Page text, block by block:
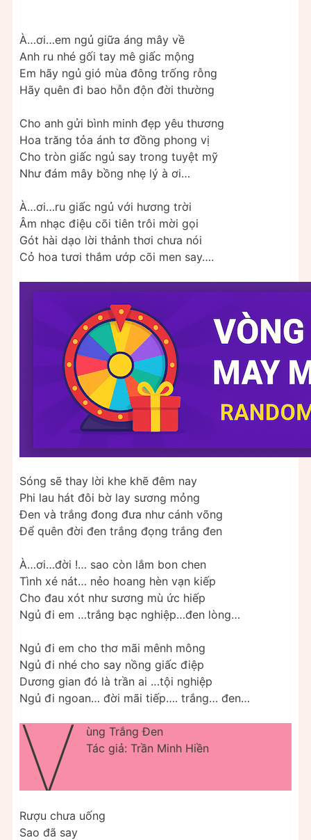
À…ơi…em ngủ giữa áng mây về
Anh ru nhé gối tay mê giấc mộng
Em hãy ngủ gió mùa đông trống rỗng
Hãy quên đi bao hỗn độn đời thường
Cho anh gửi bình minh đẹp yêu thương
Hoa trăng tỏa ánh tơ đồng phong vị
Cho tròn giấc ngủ say trong tuyệt mỹ
Như đám mây bồng nhẹ lý à ơi…
À…ơi…ru giấc ngủ với hương trời
Âm nhạc điệu cõi tiên trôi mời gọi
Gót hài dạo lời thảnh thơi chưa nói
Cỏ hoa tươi thắm ướp cõi men say….
Sóng sẽ thay lời khe khẽ đêm nay
Phi lau hát đôi bờ lay sương mỏng
Đen và trắng đong đưa như cánh võng
Để quên đời đen trắng đọng trắng đen
À…ơi…đời !… sao còn lắm bon chen
Tình xé nát… nẻo hoang hèn vạn kiếp
Cho đau xót như sương mù ức hiếp
Ngủ đi em …trắng bạc nghiệp…đen lòng…
Ngủ đi em cho thơ mãi mênh mông
Ngủ đi nhé cho say nồng giấc điệp
Dương gian đó là trần ai …tội nghiệp
Ngủ đi ngoan… đời mãi tiếp…. trắng… đen…
V
ùng Trắng Đen
Tác giả: Trần Minh Hiền
Rượu chưa uống
Sao đã say